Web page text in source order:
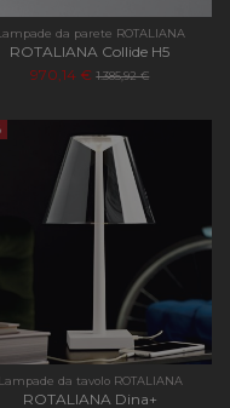
da parete ROTALIANA
ROTALIANA Collide H5
970,14 € 1.385,92 €
Lampade da tavolo ROTALIANA
ROTALIANA Dina+